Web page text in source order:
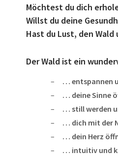
Möchtest du dich
Willst du deine
Hast du Lust, den
Der Wald ist ein
… entspannen
… deineSinne
… still werden
… dich mit der
… dein Herz
… intuitiv und